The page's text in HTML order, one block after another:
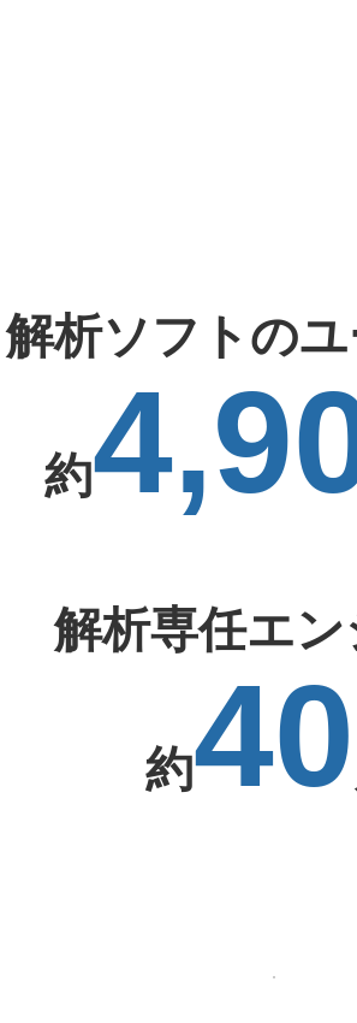
解析ソフトの
約
解析専任エ
約40